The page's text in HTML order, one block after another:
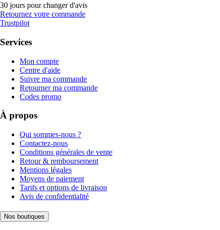
30 jours pour changer d'avis
Retournez votre commande
Trustpilot
Services
Mon compte
Centre d'aide
Suivre ma commande
Retourner ma commande
Codes promo
À propos
Qui sommes-nous ?
Contactez-nous
Conditions générales de vente
Retour & remboursement
Mentions légales
Moyens de paiement
Tarifs et options de livraison
Avis de confidentialité
Nos boutiques